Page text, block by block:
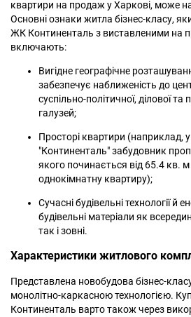
квартири на продаж у Харкові, може
Основні ознаки житла бізнес-класу,
ЖК Континенталь з виставленими на
включають:
Вигідне географічне
забезпечує наближеність до
суспільно-політичної, ділової та
галузей;
Просторі квартири (наприклад,
"Континенталь" забудовник
якого починається від 65.4 кв.
однокімнатну квартиру);
Сучасні будівельні технології й
будівельні матеріали як
так і зовні.
Характеристики житлового
Представлена новобудова бізнес-
монолітно-каркасною технологією.
Континенталь варто також через